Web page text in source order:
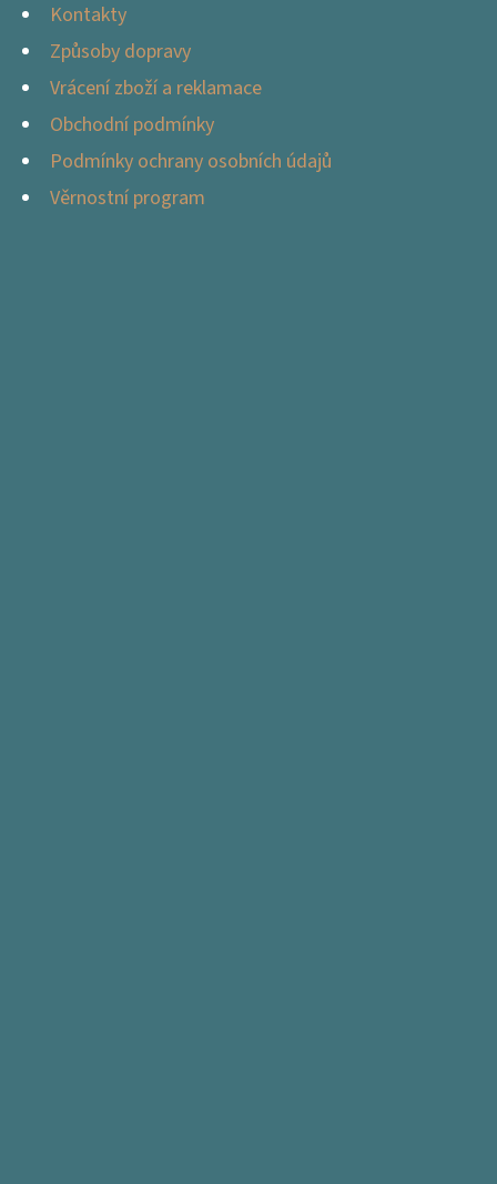
Kontakty
Způsoby dopravy
Vrácení zboží a reklamace
Obchodní podmínky
Podmínky ochrany osobních údajů
Věrnostní program